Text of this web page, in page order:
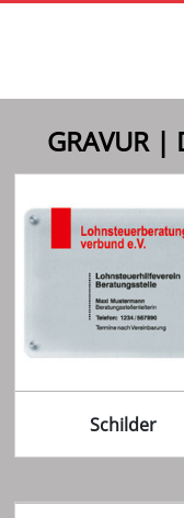
GRAVUR |
Schilder